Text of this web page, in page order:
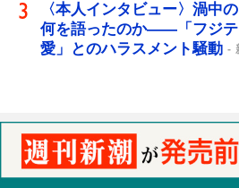
〈本人インタビュー〉渦中
何を語ったのか――「フジテ
愛」とのハラスメント騒動